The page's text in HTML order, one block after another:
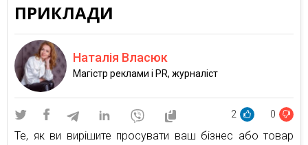
ПРИКЛАДИ
Наталія Власюк
Магістр реклами і PR, журналіст
2 0
Те, як ви вирішите просувати ваш бізнес або товар